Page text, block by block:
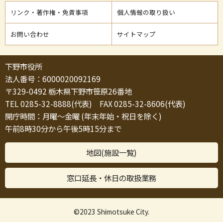
リンク・著作権・免責事項 個人情報の取り扱い
お問い合わせ サイトマップ
下野市役所
法人番号：6000020092169
〒329-0492 栃木県下野市笹原26番地
TEL 0285-32-8888(代表) FAX 0285-32-8606(代表)
開庁時間：月曜～金曜 (年末年始・祝日を除く)
午前8時30分から午後5時15分まで
地図(施設一覧)
窓口延長・休日の取扱業務
©2023 Shimotsuke City.